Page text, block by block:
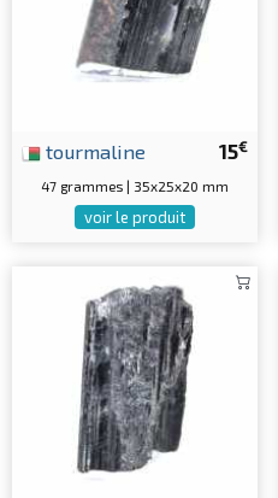
15€
tourmaline
47 grammes | 35x25x20 mm
voir le produit